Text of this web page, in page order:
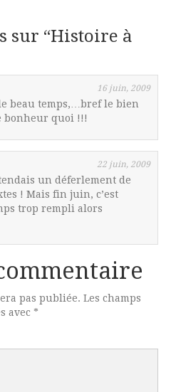
sur “Histoire à
16 juin, 2009
beau temps,…bref le bien
bonheur quoi !!!
22 juin, 2009
un déferlement de
! Mais fin juin, c’est
trop rempli alors
pas publiée. Les champs
avec *